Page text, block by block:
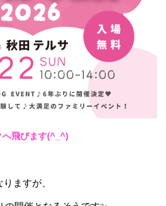
へ飛びます(^_^)
ますが、